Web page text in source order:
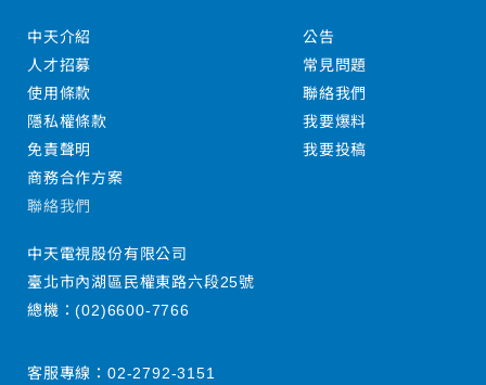
中天介紹
人才招募
使用條款
隱私權條款
免責聲明
商務合作方案
公告
常見問題
聯絡我們
我要爆料
我要投稿
聯絡我們
中天電視股份有限公司
臺北市內湖區民權東路六段25號
總機：(02)6600-7766
客服專線： 02-2792-3151